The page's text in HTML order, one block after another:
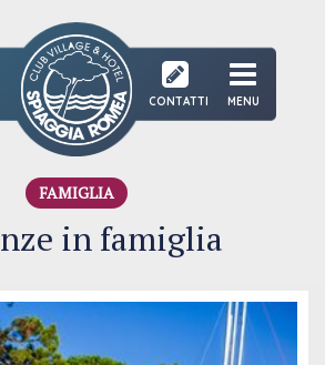
CONTATTI MENU
FAMIGLIA
in famiglia